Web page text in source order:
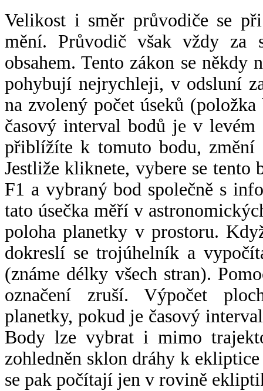
Velikost i směr průvodiče se
mění. Průvodič však vždy za
obsahem. Tento zákon se někdy
pohybují nejrychleji, v odsluní
na zvolený počet úseků
časový interval bodů je v
přiblížíte k tomuto bodu,
Jestliže kliknete, vybere se tento
F1 a vybraný bod společně s
tato úsečka měří v
poloha planetky v prostoru.
dokreslí se trojúhelník a
(známe délky všech stran).
označení zruší. Výpočet
planetky, pokud je časový
Body lze vybrat i mimo
zohledněn sklon dráhy k
se pak počítají jen v rovině